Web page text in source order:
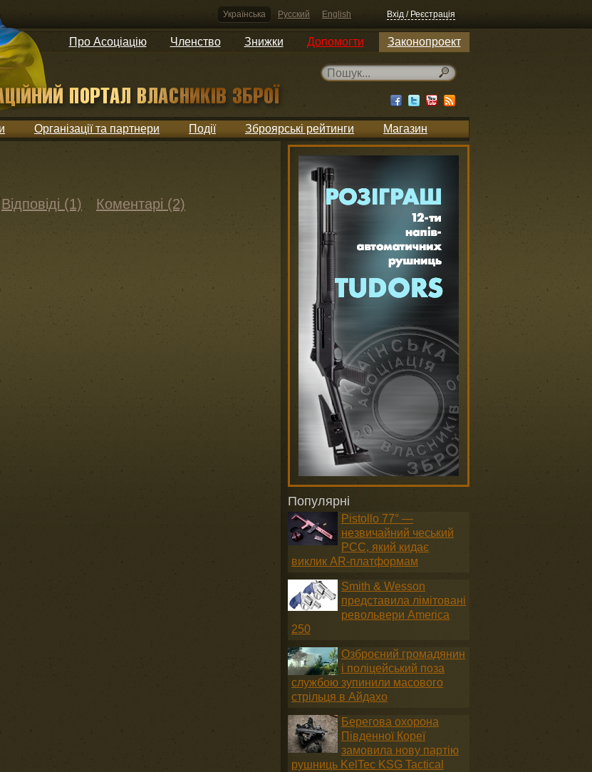
Українська Русский English Вхід / Реєстрація
Про Асоціацію Членство Знижки Допомогти Законопроект
Організації та партнери Події Зброярські рейтинги Магазин
Відповіді (1) Коментарі (2)
Популярні
Pistollo 77° —
незвичайний чеський
PCC, який кидає
виклик AR-платформам
Smith & Wesson
представила лімітовані
револьвери America
250
Озброєний громадянин
і поліцейський поза
службою зупинили масового
стрільця в Айдахо
Берегова охорона
Південної Кореї
замовила нову партію
рушниць KelTec KSG Tactical